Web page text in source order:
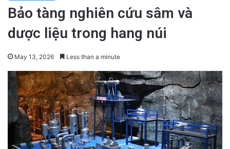
Bảo tàng nghiên cứu sâm và
dược liệu trong hang núi
May 13, 2026 Less than a minute